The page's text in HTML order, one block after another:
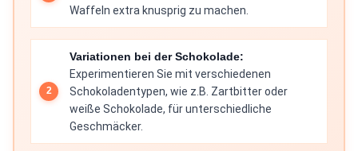
Waffeln extra knusprig zu machen.
Variationen bei der Schokolade:
Experimentieren Sie mit verschiedenen
Schokoladentypen, wie z.B. Zartbitter oder
weiße Schokolade, für unterschiedliche
Geschmäcker.